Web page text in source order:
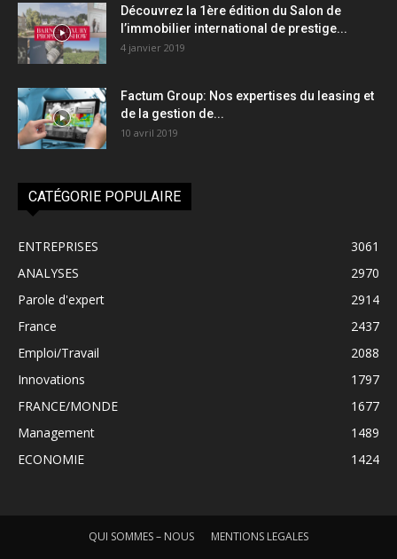
Découvrez la 1ère édition du Salon de
l’immobilier international de prestige...
4 janvier 2019
Factum Group: Nos expertises du leasing et
de la gestion de...
10 avril 2019
CATÉGORIE POPULAIRE
ENTREPRISES
3061
ANALYSES
2970
Parole d'expert
2914
France
2437
Emploi/Travail
2088
Innovations
1797
FRANCE/MONDE
1677
Management
1489
ECONOMIE
1424
QUI SOMMES – NOUS MENTIONS LEGALES